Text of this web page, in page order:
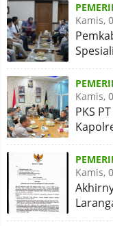
Kamis,
Kamis,
PKS
Kamis,